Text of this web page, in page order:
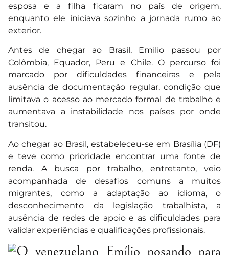
esposa e a filha ficaram no país de origem,
enquanto ele iniciava sozinho a jornada rumo ao
exterior.
Antes de chegar ao Brasil, Emilio passou por
Colômbia, Equador, Peru e Chile. O percurso foi
marcado por dificuldades financeiras e pela
ausência de documentação regular, condição que
limitava o acesso ao mercado formal de trabalho e
aumentava a instabilidade nos países por onde
transitou.
Ao chegar ao Brasil, estabeleceu-se em Brasília (DF)
e teve como prioridade encontrar uma fonte de
renda. A busca por trabalho, entretanto, veio
acompanhada de desafios comuns a muitos
migrantes, como a adaptação ao idioma, o
desconhecimento da legislação trabalhista, a
ausência de redes de apoio e as dificuldades para
validar experiências e qualificações profissionais.